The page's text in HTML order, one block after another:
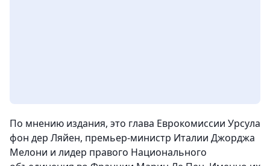
По мнению издания, это глава Еврокомиссии Урсула
фон дер Ляйен, премьер-министр Италии Джорджа
Мелони и лидер правого Национального